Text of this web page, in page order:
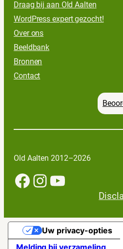
Draag bij aan Old Aalten
WordPress expert gezocht!
Over ons
Beeldbank
Bronnen
Contact
Old Aalten 2012–2026
Facebook InstagramYouTube
Uw privacy-opties